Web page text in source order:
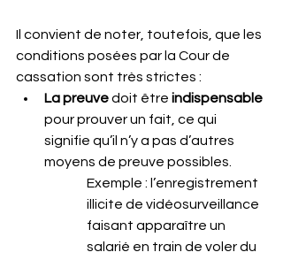
Il convient de noter, toutefois, que les
conditions posées par la Cour de
cassation sont très strictes :
La preuve doit être indispensable
pour prouver un fait, ce qui
signifie qu’il n’y a pas d’autres
moyens de preuve possibles.
Exemple : l’enregistrement
illicite de vidéosurveillance
faisant apparaître un
salarié en train de voler du